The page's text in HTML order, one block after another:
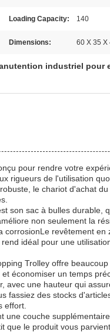
Loading Capacity: 140
Dimensions: 60 X 35 X
industriel pour
pour rendre votre
rigueurs de l'utilisation
le chariot d'achat
son sac à bulles durable,
non seulement la
corrosionLe revêtement en
idéal pour une
Trolley offre
économiser un temps
avec une hauteur qui
fassiez des stocks
effort.
une couche
que le produit vous